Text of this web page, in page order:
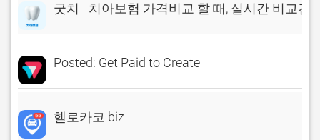
굿치 - 치아보험 가격비교 할 때, 실시간 비교견
Posted: Get Paid to Create
헬로카코 biz